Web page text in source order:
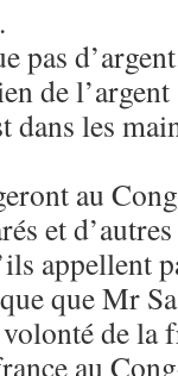
pas
de
dans les
au
et
appellent
que Mr
de la
au